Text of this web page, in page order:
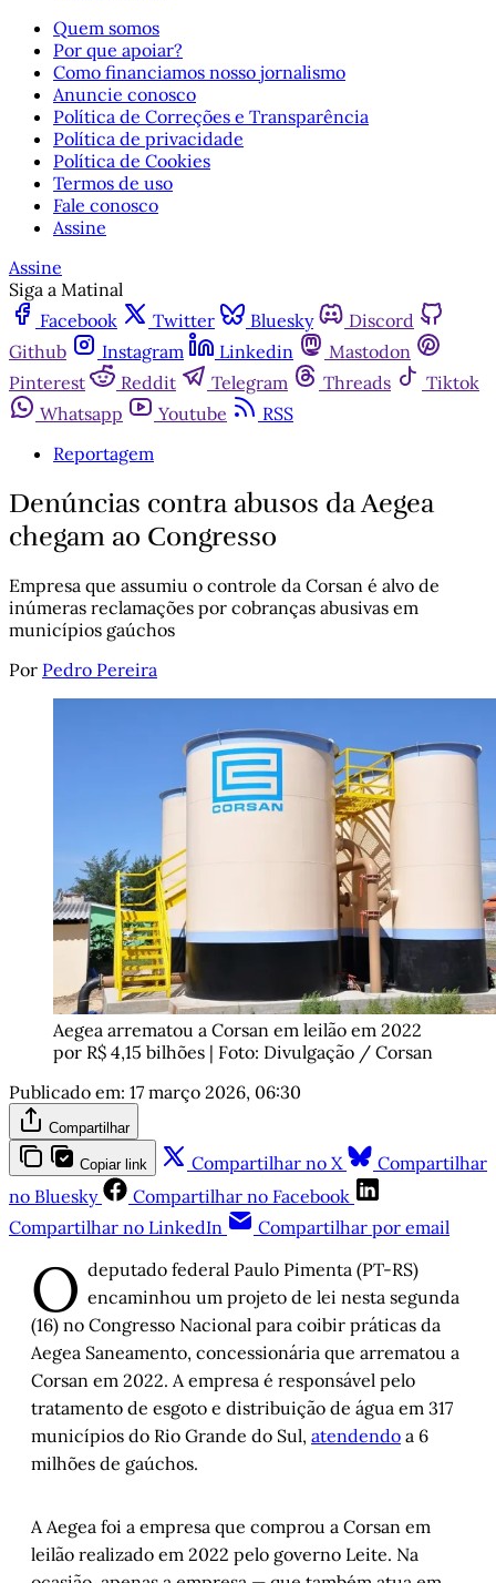
Quem somos
Por que apoiar?
Como financiamos nosso jornalismo
Anuncie conosco
Política de Correções e Transparência
Política de privacidade
Política de Cookies
Termos de uso
Fale conosco
Assine
Assine
Siga a Matinal
Facebook
Twitter Bluesky
Discord
Github
Instagram Linkedin
Mastodon
Pinterest
Reddit Telegram Threads
Tiktok
Whatsapp
Youtube
RSS
Reportagem
Denúncias contra abusos da Aegea
chegam ao Congresso
Empresa que assumiu o controle da Corsan é alvo de
inúmeras reclamações por cobranças abusivas em
municípios gaúchos
Por Pedro Pereira
Aegea arrematou a Corsan em leilão em 2022
por R$ 4,15 bilhões | Foto: Divulgação / Corsan
Publicado em: 17 março 2026, 06:30
Compartilhar
Copiar link Compartilhar no X
Compartilhar
no Bluesky
Compartilhar no Facebook
Compartilhar no LinkedIn
Compartilhar por email
O deputado federal Paulo Pimenta (PT-RS)
encaminhou um projeto de lei nesta segunda
(16) no Congresso Nacional para coibir práticas da
Aegea Saneamento, concessionária que arrematou a
Corsan em 2022. A empresa é responsável pelo
tratamento de esgoto e distribuição de água em 317
municípios do Rio Grande do Sul, atendendo a 6
milhões de gaúchos.
A Aegea foi a empresa que comprou a Corsan em
leilão realizado em 2022 pelo governo Leite. Na